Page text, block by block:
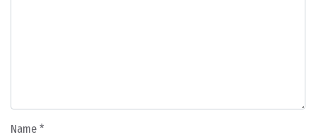
Name *